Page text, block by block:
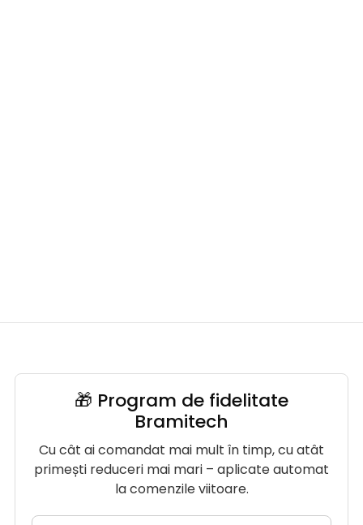
🎁 Program de fidelitate
Bramitech
Cu cât ai comandat mai mult în timp, cu atât
primești reduceri mai mari – aplicate automat
la comenzile viitoare.